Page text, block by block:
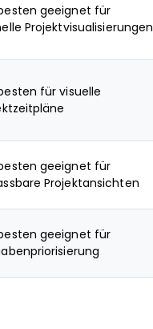
geeignet für
Projektvisualisierungen
für visuelle
geeignet für
Projektansichten
geeignet für